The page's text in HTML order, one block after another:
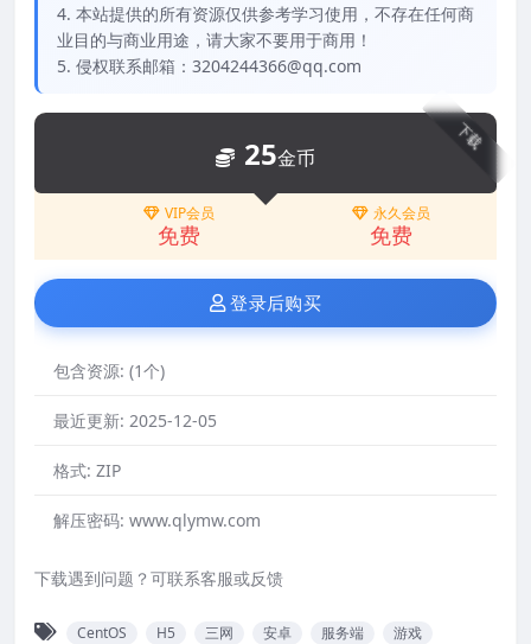
4. 本站提供的所有资源仅供参考学习使用，不存在任何商
业目的与商业用途，请大家不要用于商用！
5. 侵权联系邮箱：3204244366@qq.com
下载
25金币
VIP会员
免费
永久会员
免费
登录后购买
包含资源: (1个)
最近更新: 2025-12-05
格式: ZIP
解压密码: www.qlymw.com
下载遇到问题？可联系客服或反馈
CentOS H5 三网 安卓 服务端 游戏